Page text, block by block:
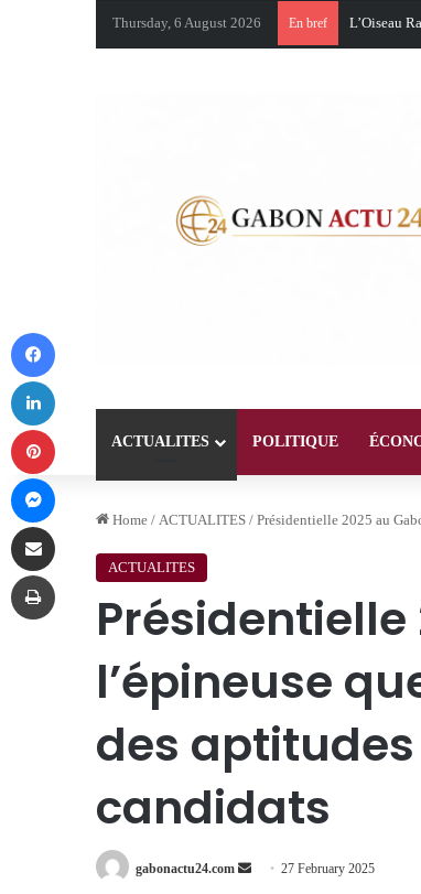
Thursday, 6 August 2026 En bref
ACTUALITES POLITIQUE
Home / ACTUALITES / Présidentielle 2025 au
ACTUALITES
Présidentielle
l’épineuse
des
candidats
gabonactu24.com
Send 27 February 2025
Messenger